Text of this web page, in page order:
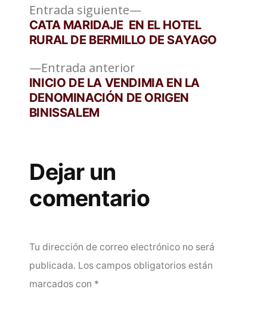
Navegación
de
entradas
Entrada anteriorEntrada
anterior:
INICIO DE LA VENDIMIA EN LA
DENOMINACIÓN DE ORIGEN
BINISSALEM
Entrada siguiente
Entrada
siguiente:
CATA MARIDAJE EN EL HOTEL
RURAL DE BERMILLO DE SAYAGO
Dejar un
comentario
Tu dirección de correo electrónico no será
publicada. Los campos obligatorios están
marcados con *